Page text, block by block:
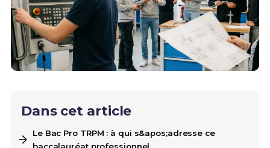
Dans cet article
Le Bac Pro TRPM : à qui s&apos;adresse ce